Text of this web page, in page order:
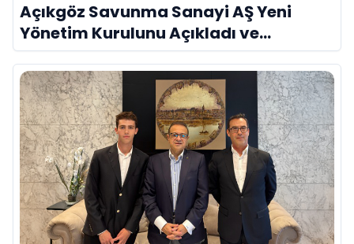
Açıkgöz Savunma Sanayi AŞ Yeni
Yönetim Kurulunu Açıkladı ve
Savunma Sanayinde Küresel Vizyon
Vurgusu